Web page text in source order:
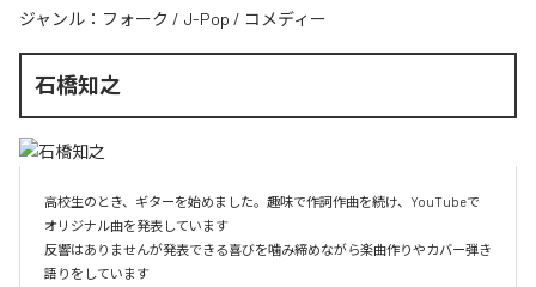
ジャンル： フォーク / J-Pop / コメディー
石橋知之
高校生のとき、ギターを始めました。趣味で作詞作曲を続け、YouTubeで
オリジナル曲を発表しています
反響はありませんが発表できる喜びを噛み締めながら楽曲作りやカバー弾き
語りをしています